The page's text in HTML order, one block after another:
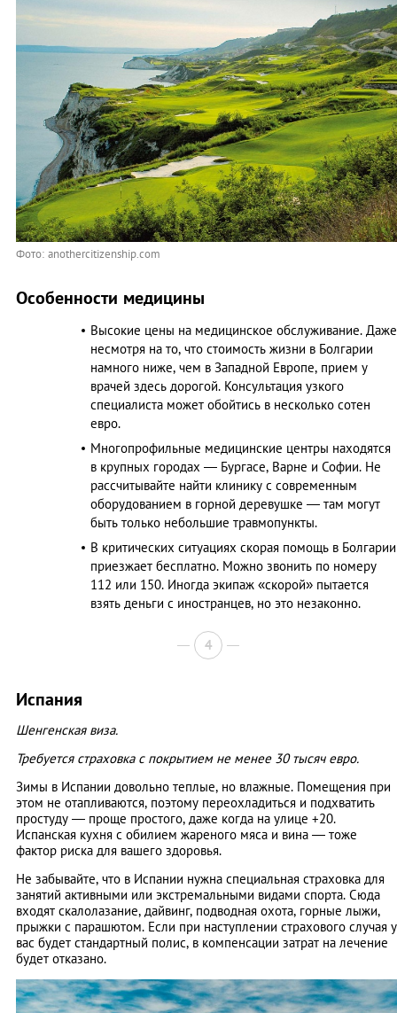
Фото: anothercitizenship.com
Особенности медицины
Высокие цены на медицинское обслуживание. Даже
несмотря на то, что стоимость жизни в Болгарии
намного ниже, чем в Западной Европе, прием у
врачей здесь дорогой. Консультация узкого
специалиста может обойтись в несколько сотен
евро.
Многопрофильные медицинские центры находятся
в крупных городах — Бургасе, Варне и Софии. Не
рассчитывайте найти клинику с современным
оборудованием в горной деревушке — там могут
быть только небольшие травмопункты.
В критических ситуациях скорая помощь в Болгарии
приезжает бесплатно. Можно звонить по номеру
112 или 150. Иногда экипаж «скорой» пытается
взять деньги с иностранцев, но это незаконно.
4
Испания
Шенгенская виза.
Требуется страховка с покрытием не менее 30 тысяч евро.
Зимы в Испании довольно теплые, но влажные. Помещения при
этом не отапливаются, поэтому переохладиться и подхватить
простуду — проще простого, даже когда на улице +20.
Испанская кухня с обилием жареного мяса и вина — тоже
фактор риска для вашего здоровья.
Не забывайте, что в Испании нужна специальная страховка для
занятий активными или экстремальными видами спорта. Сюда
входят скалолазание, дайвинг, подводная охота, горные лыжи,
прыжки с парашютом. Если при наступлении страхового случая у
вас будет стандартный полис, в компенсации затрат на лечение
будет отказано.